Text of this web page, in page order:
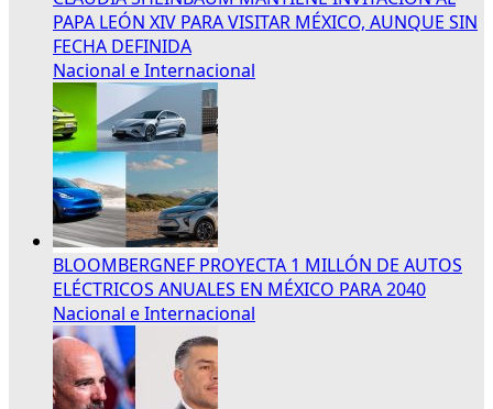
PAPA LEÓN XIV PARA VISITAR MÉXICO, AUNQUE SIN
FECHA DEFINIDA
Nacional e Internacional
BLOOMBERGNEF PROYECTA 1 MILLÓN DE AUTOS
ELÉCTRICOS ANUALES EN MÉXICO PARA 2040
Nacional e Internacional